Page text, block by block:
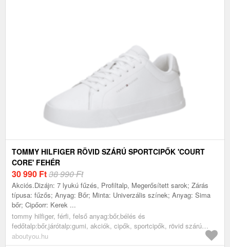
TOMMY HILFIGER RÖVID SZÁRÚ SPORTCIPŐK 'COURT
CORE' FEHÉR
30 990 Ft38 990 Ft
Akciós.Dizájn: 7 lyukú fűzés, Profiltalp, Megerősített sarok; Zárás
típusa: fűzős; Anyag: Bőr; Minta: Univerzális színek; Anyag: Sima
bőr; Cipőorr: Kerek ...
tommy hilfiger, férfi, felső anyag:bőr,bélés és
fedőtalp:bőr,járótalp:gumi, akciók, cipők, sportcipők, rövid szárú
edzőcipők, alkalmi sportcipők, fehér
aboutyou.hu